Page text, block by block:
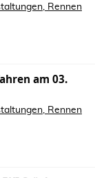
Rennen
am 03.
Rennen